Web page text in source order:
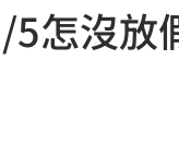
怎沒放